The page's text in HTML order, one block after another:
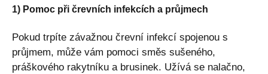
1) Pomoc při črevních infekcích a průjmech
Pokud trpíte závažnou črevní infekcí spojenou s
průjmem, může vám pomoci směs sušeného,
práškového rakytníku a brusinek. Užívá se nalačno,